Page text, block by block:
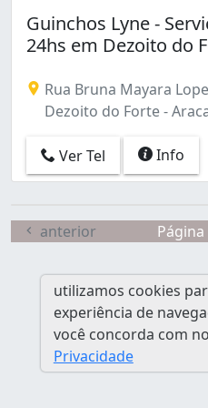
Guinchos Lyne -
24hs em Dezoito do
Rua Bruna Mayara
Dezoito do Forte -
Ver Tel Info
anterior Página
utilizamos cookies
experiência de
você concorda com
Privacidade